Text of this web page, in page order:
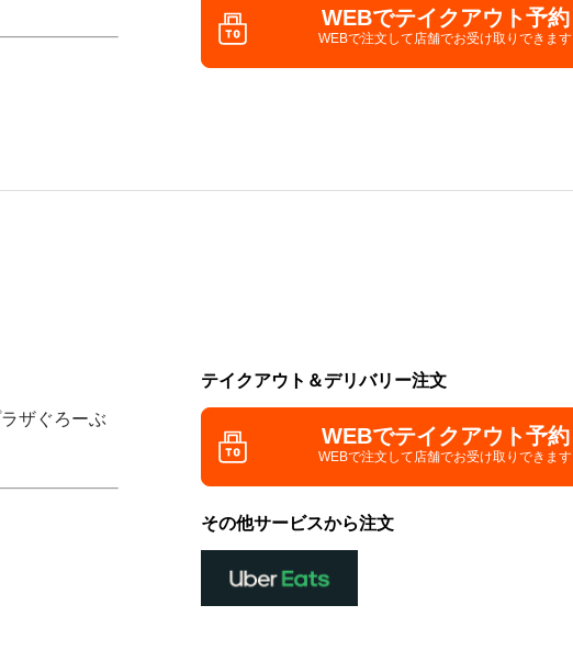
WEBでテイクアウト予約
WEBで注文して店舗でお受け取りできます
ザぐろーぶ
テイクアウト＆デリバリー注文
WEBでテイクアウト予約
WEBで注文して店舗でお受け取りできます
その他サービスから注文